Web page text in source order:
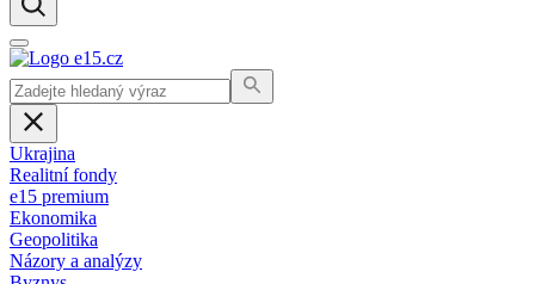
Ukrajina
Realitní fondy
e15 premium
Ekonomika
Geopolitika
Názory a analýzy